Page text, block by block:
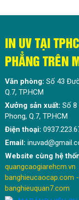
IN UV TẠI
PHẲNG TRÊN
Văn phòng: Số 43
Q.7, TP.HCM
Xưởng sản xuất: Số 8
Phong, Q.7, TP.HCM
Điện thoại:
Email:
Website cùng hệ
quangcaogiarehcm.vn
banghieucaocap.com
banghieuquan7.com